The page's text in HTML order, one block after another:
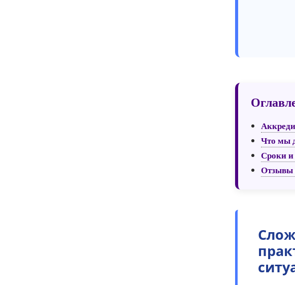
Что мы
Сроки и
Отзывы